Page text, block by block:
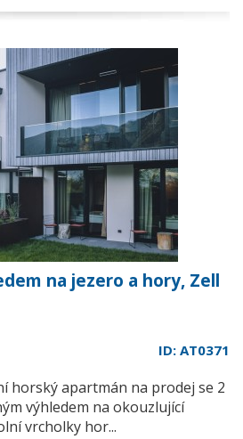
na jezero a hory, Zell
ID: AT0371
horský apartmán na prodej se 2
výhledem na okouzlující
vrcholky hor...